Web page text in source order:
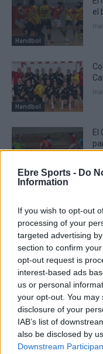
Ebre Sports - Do
Information
If you wish to opt-out
processing of your
targeted advertising
section to confirm
opt-out request is
interest-based ads
us or personal
your opt-out. You
disclosure of your
IAB’s list of
also be disclosed by
Downstream
Handbol
el
Handbol
Handbol
El
DEIXA UNA